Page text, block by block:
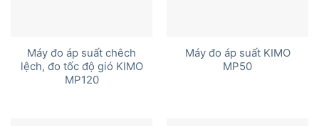
Máy đo áp suất chêch
lệch, đo tốc độ gió KIMO
MP120
Máy đo áp suất KIMO
MP50